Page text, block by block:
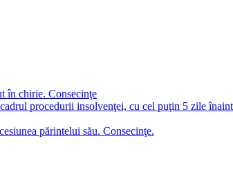
în chirie. Consecinţe
procedurii insolvenţei, cu cel puţin 5 zile
părintelui său. Consecinţe.